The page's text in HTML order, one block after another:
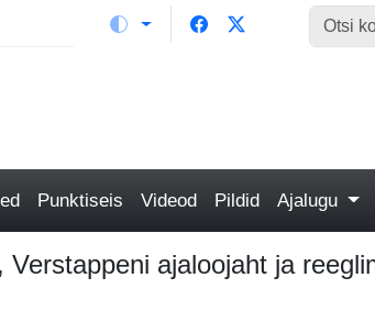
Punktiseis Videod Pildid Ajalugu
ajaloojaht ja